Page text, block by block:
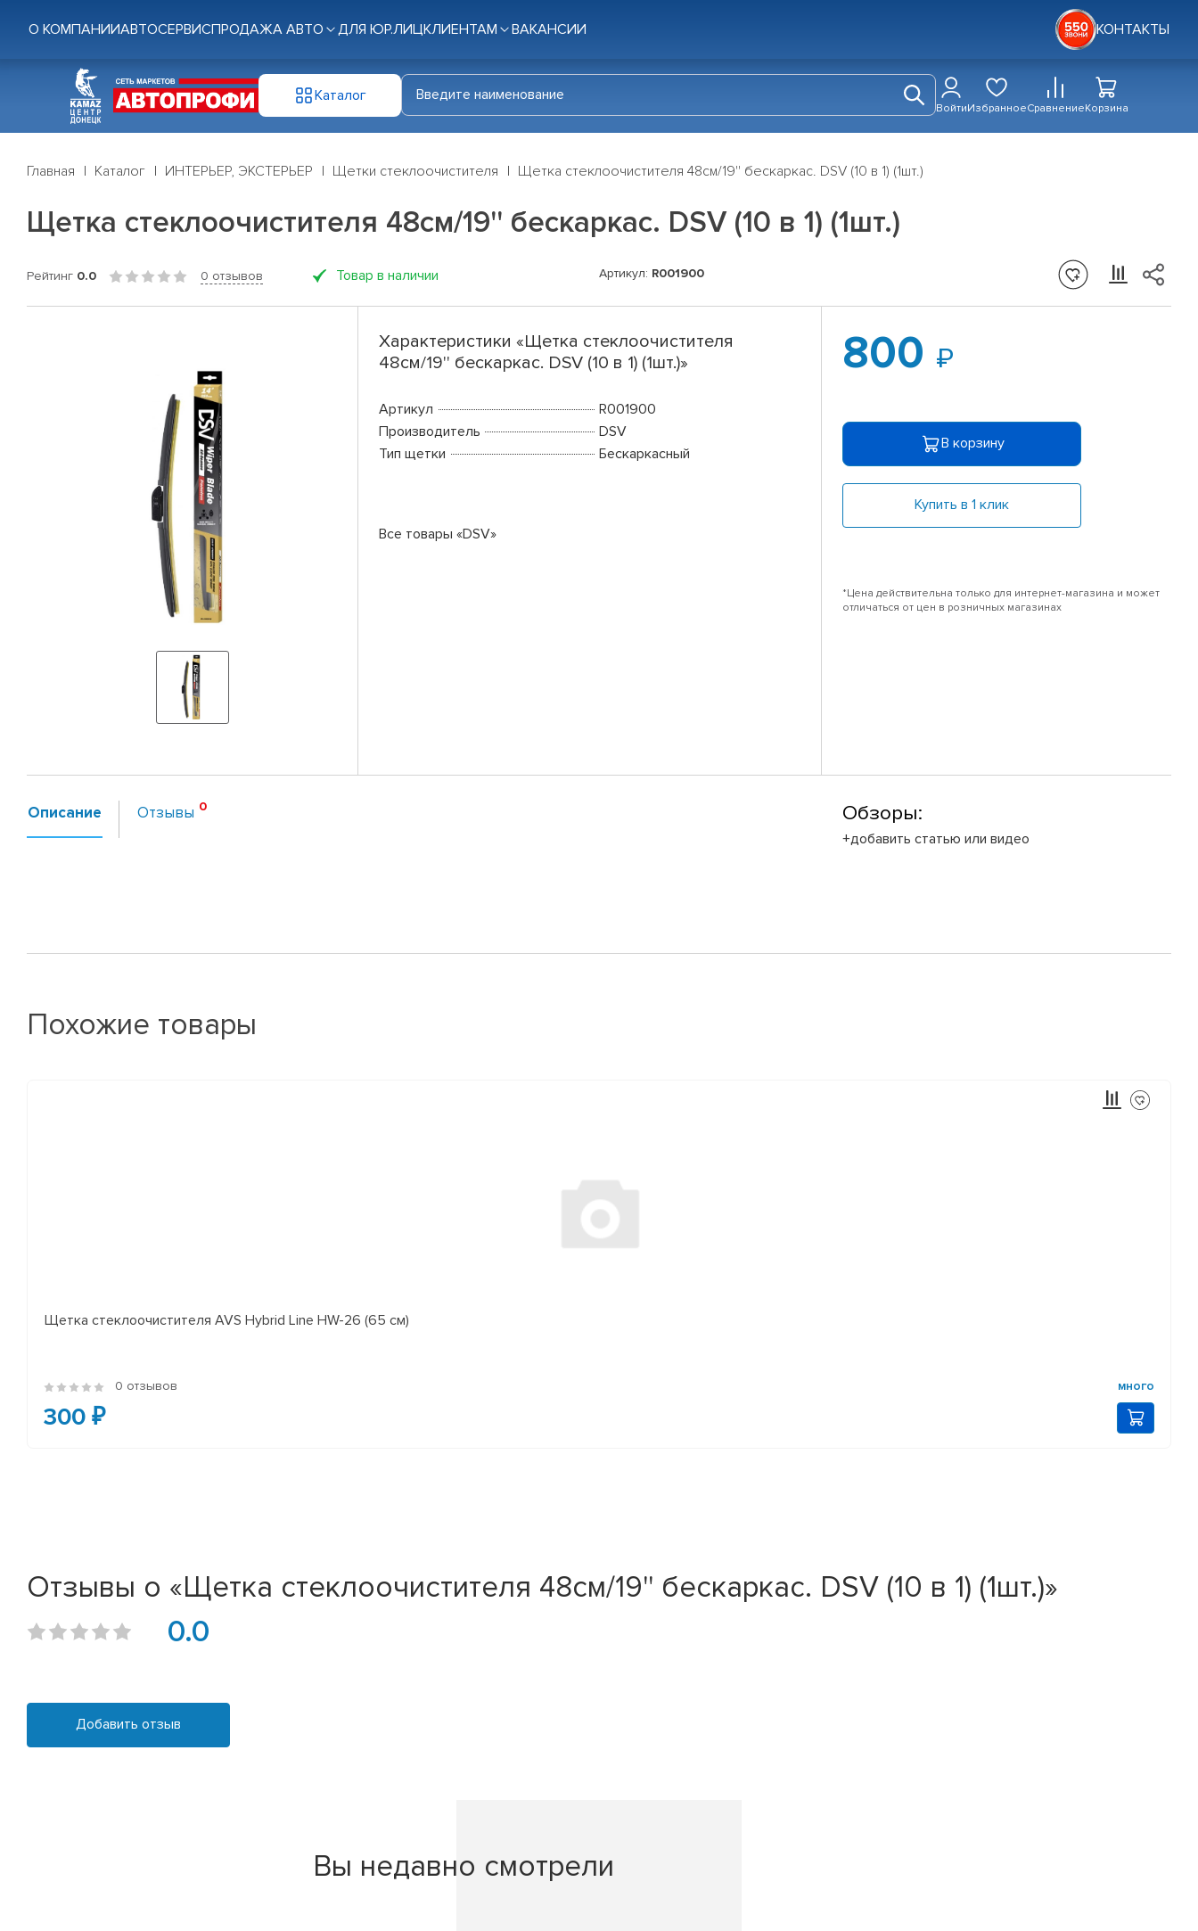
О КОМПАНИИАВТОСЕРВИСПРОДАЖА АВТО ДЛЯ ЮР.ЛИЦКЛИЕНТАМ ВАКАНСИИ КОНТАКТЫ
Каталог
ВойтиИзбранноеСравнениеКорзина
Главная Каталог ИНТЕРЬЕР, ЭКСТЕРЬЕР Щетки стеклоочистителя Щетка стеклоочистителя 48см/19'' бескаркас. DSV (10 в 1) (1шт.)
Щетка стеклоочистителя 48см/19'' бескаркас. DSV (10 в 1) (1шт.)
Рейтинг 0.0 0 отзывов Товар в наличии Артикул: R001900
Характеристики «Щетка стеклоочистителя
48см/19'' бескаркас. DSV (10 в 1) (1шт.)»
Артикул
R001900
Производитель
DSV
Тип щетки
Бескаркасный
Все товары «DSV»
800
В корзину
Купить в 1 клик
*Цена действительна только для интернет-магазина и может
отличаться от цен в розничных магазинах
Описание Отзывы Обзоры:
+добавить статью или видео
Похожие товары
Щетка стеклоочистителя AVS Hybrid Line HW-26 (65 см)
0 отзывов много
300 ₽
Отзывы о «Щетка стеклоочистителя 48см/19'' бескаркас. DSV (10 в 1) (1шт.)»
0.0
Добавить отзыв
Вы недавно смотрели